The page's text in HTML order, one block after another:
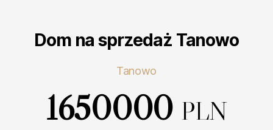
Dom na sprzedaż Tanowo
Tanowo
1650000 PLN